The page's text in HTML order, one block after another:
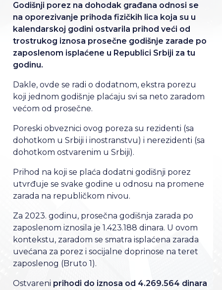
Godišnji porez na dohodak građana odnosi se
na oporezivanje prihoda fizičkih lica koja su u
kalendarskoj godini ostvarila prihod veći od
trostrukog iznosa prosečne godišnje zarade po
zaposlenom isplaćene u Republici Srbiji za tu
godinu.
Dakle, ovde se radi o dodatnom, ekstra porezu
koji jednom godišnje plaćaju svi sa neto zaradom
većom od prosečne.
Poreski obveznici ovog poreza su rezidenti (sa
dohotkom u Srbiji i inostranstvu) i nerezidenti (sa
dohotkom ostvarenim u Srbiji).
Prihod na koji se plaća dodatni godišnji porez
utvrđuje se svake godine u odnosu na promene
zarada na republičkom nivou.
Za 2023. godinu, prosečna godišnja zarada po
zaposlenom iznosila je 1.423.188 dinara. U ovom
kontekstu, zaradom se smatra isplaćena zarada
uvećana za porez i socijalne doprinose na teret
zaposlenog (Bruto 1).
Ostvareni prihodi do iznosa od 4.269.564 dinara